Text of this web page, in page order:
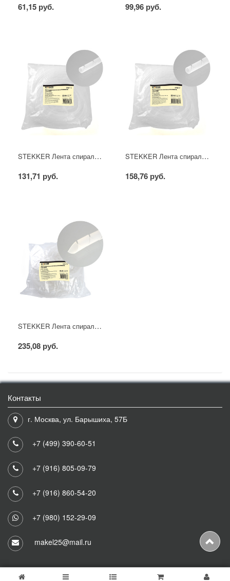
61,15 руб. 99,96 руб.
STEKKER Лента спиральная монтажная, диаметр пучка 7,5-60 мм, 10 м/упак, белый, SWB-10
131,71 руб.
STEKKER Лента спиральная монтажная, диаметр пучка 9-65 мм, 10 м/упак, белый, SWB-12
158,76 руб.
STEKKER Лента спиральная монтажная, диаметр пучка 12-75 мм, 10 м/упак, белый, SWB-15
235,08 руб.
Контакты
г. Москва, ул. Барышиха, 57Б
+7 (499) 390-60-51
+7 (916) 805-09-79
+7 (916) 860-54-20
+7 (980) 152-29-09
makel25@mail.ru